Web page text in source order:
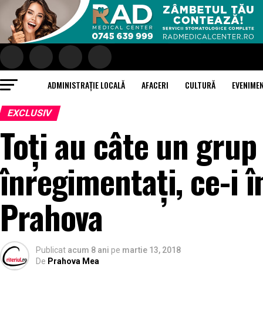
ADMINISTRAȚIE LOCALĂ AFACERI CULTURĂ
EXCLUSIV
Toți au câte un
înregimentați, ce-i
Prahova
Publicat acum 8 ani pe martie 13, 2018
De Prahova Mea